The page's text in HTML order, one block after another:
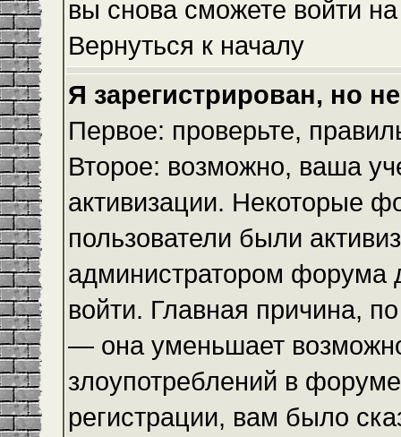
вы снова сможете войти
Вернуться к началу
Я зарегистрирован, но
Первое: проверьте,
Второе: возможно, ваша
активизации. Некоторые
пользователи были
администратором форума
войти. Главная причина,
— она уменьшает
злоупотреблений в
регистрации, вам было